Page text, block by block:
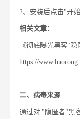
2、安装后点击"开始
相关文章：
《彻底曝光黑客"
https://
二、病毒来源
通过对 "隐匿者"黑